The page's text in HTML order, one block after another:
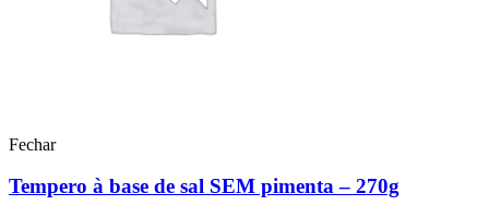
Fechar
Tempero à base de sal SEM pimenta – 270g